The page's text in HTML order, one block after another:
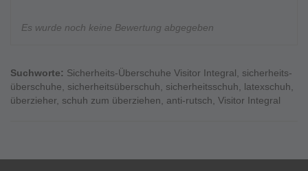
Es wurde noch keine Bewertung abgegeben
Suchworte: Sicherheits-Überschuhe Visitor Integral, sicherheits-
überschuhe, sicherheitsüberschuh, sicherheitsschuh, latexschuh,
überzieher, schuh zum überziehen, anti-rutsch, Visitor Integral